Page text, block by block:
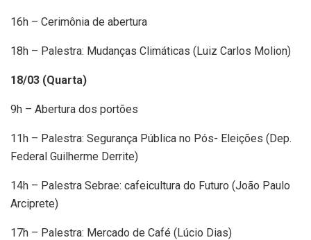
16h – Cerimônia de abertura
18h – Palestra: Mudanças Climáticas (Luiz Carlos Molion)
18/03 (Quarta)
9h – Abertura dos portões
11h – Palestra: Segurança Pública no Pós- Eleições (Dep.
Federal Guilherme Derrite)
14h – Palestra Sebrae: cafeicultura do Futuro (João Paulo
Arciprete)
17h – Palestra: Mercado de Café (Lúcio Dias)